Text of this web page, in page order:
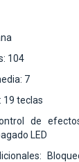
104
7
19 teclas
de
LED